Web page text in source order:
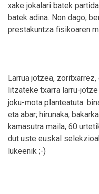
xake jokalari batek
batek adina. Non dago,
prestakuntza fisikoaren
Larrua jotzea,
litzateke txarra larru-
joku-mota planteatuta:
eta abar; hirunaka,
kamasutra maila, 60
dut uste euskal
lukeenik ;-)